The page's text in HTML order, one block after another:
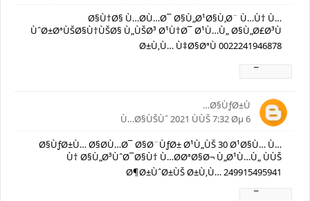
Ø§Ù†Ø§ Ù…Ø­Ù…Ø¯ Ø§Ù„Ø¹Ø§Ù‚Ø¨ Ù…Ù† Ù…
ÙˆØ±ØªÙŠØ§Ù†ÙŠØ§ Ù„ÙŠØ³ Ø¹Ù†Ø¯ Ø¹Ù…Ù„ Ø§Ù„Ø£Ø³Ù
Ø±Ù‚Ù… Ù‡Ø§ØªÙ 0022241946878
Ø§ÙƒØ±Ù…
6 Ù…Ø§ÙŠÙˆ 2021 ÙÙŠ 7:32 Øµ
Ø§ÙƒØ±Ù… Ø§Ø­Ù…Ø¯ Ø§Ø¨ÙƒØ± Ø¹Ù„ÙŠ 30 Ø¹Ø§Ù… Ù…
Ù† Ø§Ù„Ø³ÙˆØ¯Ø§Ù† Ù…Ø­ØªØ§Ø¬ Ù„Ø¹Ù…Ù„ ÙÙŠ
Ø¶Ø±ÙˆØ±ÙŠ Ø±Ù‚Ù… 249915495941